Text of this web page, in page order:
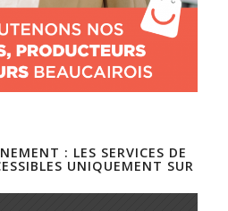
: LES SERVICES DE
UNIQUEMENT SUR